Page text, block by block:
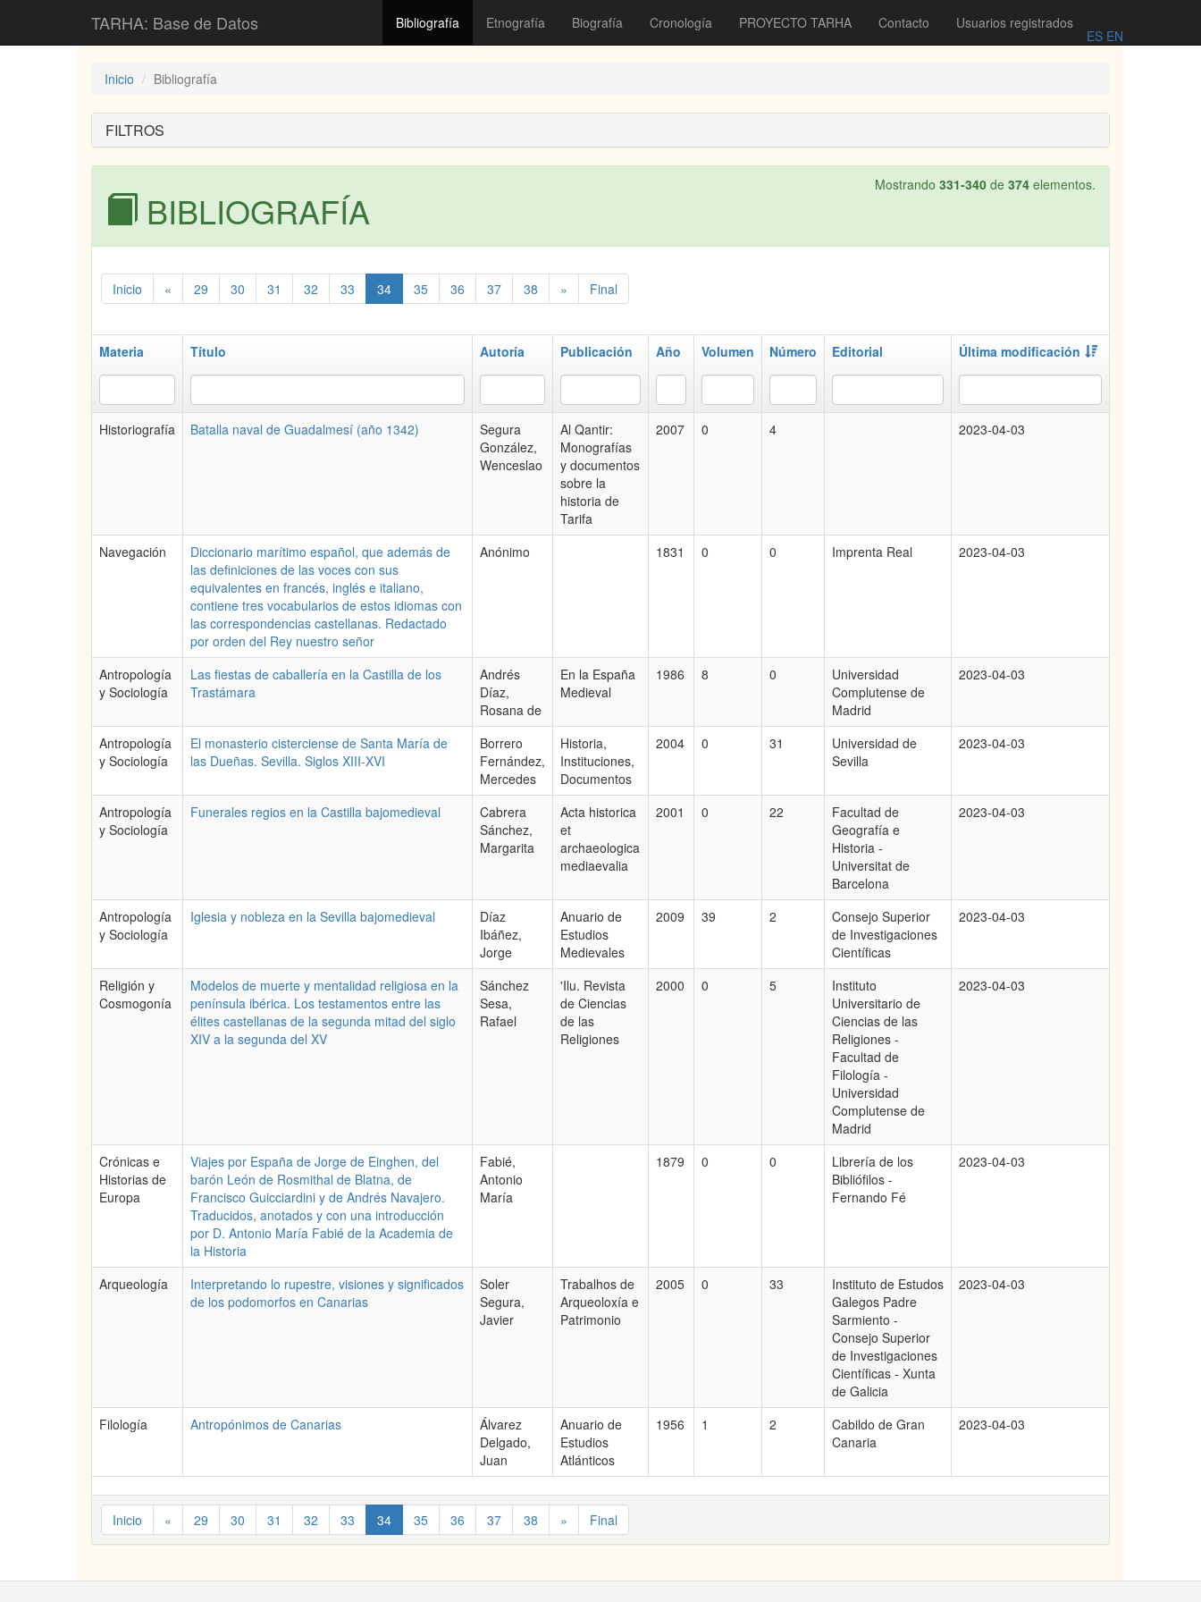
TARHA: Base de Datos Bibliografía Etnografía Biografía Cronología PROYECTO TARHA Contacto Usuarios registrados
ES EN
Inicio Bibliografía
FILTROS
Mostrando 331-340 de 374 elementos.
BIBLIOGRAFÍA
Inicio « 29 30 31 32 33 34 35 36 37 38 » Final
Materia Título Autoría Publicación Año Volumen Número Editorial Última modificación
Historiografía Batalla naval de Guadalmesí (año 1342)
Segura
González,
Wenceslao
Al Qantir:
Monografías
y documentos
sobre la
historia de
Tarifa
2007 0 4 2023-04-03
Navegación
Diccionario marítimo español, que además de
las definiciones de las voces con sus
equivalentes en francés, inglés e italiano,
contiene tres vocabularios de estos idiomas con
las correspondencias castellanas. Redactado
por orden del Rey nuestro señor
Anónimo 1831 0 0 Imprenta Real 2023-04-03
Antropología
y Sociología
Las fiestas de caballería en la Castilla de los
Trastámara
Andrés
Díaz,
Rosana de
En la España
Medieval
1986 8 0
Universidad
Complutense de
Madrid
2023-04-03
Antropología
y Sociología
El monasterio cisterciense de Santa María de
las Dueñas. Sevilla. Siglos XIII-XVI
Borrero
Fernández,
Mercedes
Historia,
Instituciones,
Documentos
2004 0 31
Universidad de
Sevilla
2023-04-03
Antropología
y Sociología
Funerales regios en la Castilla bajomedieval
Cabrera
Sánchez,
Margarita
Acta historica
et
archaeologica
mediaevalia
2001 0 22
Facultad de
Geografía e
Historia -
Universitat de
Barcelona
2023-04-03
Antropología
y Sociología
Iglesia y nobleza en la Sevilla bajomedieval
Díaz
Ibáñez,
Jorge
Anuario de
Estudios
Medievales
2009 39 2
Consejo Superior
de Investigaciones
Científicas
2023-04-03
Religión y
Cosmogonía
Modelos de muerte y mentalidad religiosa en la
península ibérica. Los testamentos entre las
élites castellanas de la segunda mitad del siglo
XIV a la segunda del XV
Sánchez
Sesa,
Rafael
'Ilu. Revista
de Ciencias
de las
Religiones
2000 0 5
Instituto
Universitario de
Ciencias de las
Religiones -
Facultad de
Filología -
Universidad
Complutense de
Madrid
2023-04-03
Crónicas e
Historias de
Europa
Viajes por España de Jorge de Einghen, del
barón León de Rosmithal de Blatna, de
Francisco Guicciardini y de Andrés Navajero.
Traducidos, anotados y con una introducción
por D. Antonio María Fabié de la Academia de
la Historia
Fabié,
Antonio
María
1879 0 0
Librería de los
Bibliófilos -
Fernando Fé
2023-04-03
Arqueología
Interpretando lo rupestre, visiones y significados
de los podomorfos en Canarias
Soler
Segura,
Javier
Trabalhos de
Arqueoloxía e
Patrimonio
2005 0 33
Instituto de Estudos
Galegos Padre
Sarmiento -
Consejo Superior
de Investigaciones
Científicas - Xunta
de Galicia
2023-04-03
Filología Antropónimos de Canarias
Álvarez
Delgado,
Juan
Anuario de
Estudios
Atlánticos
1956 1 2
Cabildo de Gran
Canaria
2023-04-03
Inicio « 29 30 31 32 33 34 35 36 37 38 » Final